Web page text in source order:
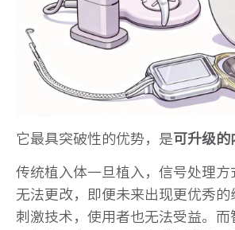
它最具突破性的优势，是可升级的
传统植入体一旦植入，信号处理方
无法更改，即便未来出现更优秀的
刺激技术，使用者也无法受益。而